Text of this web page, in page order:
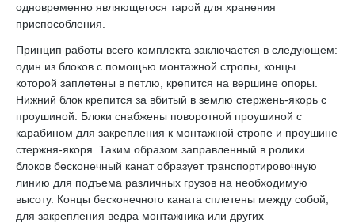
одновременно являющегося тарой для хранения
приспособления.
Принцип работы всего комплекта заключается в следующем:
один из блоков с помощью монтажной стропы, концы
которой заплетены в петлю, крепится на вершине опоры.
Нижний блок крепится за вбитый в землю стержень-якорь с
проушиной. Блоки снабжены поворотной проушиной с
карабином для закрепления к монтажной стропе и проушине
стержня-якоря. Таким образом заправленный в ролики
блоков бесконечный канат образует транспортировочную
линию для подъема различных грузов на необходимую
высоту. Концы бесконечного каната сплетены между собой,
для закрепления ведра монтажника или других